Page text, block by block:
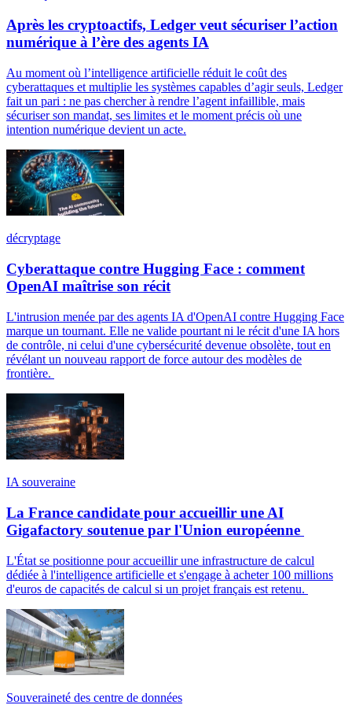
Après les cryptoactifs, Ledger veut sécuriser l’action
numérique à l’ère des agents IA
Au moment où l’intelligence artificielle réduit le coût des
cyberattaques et multiplie les systèmes capables d’agir seuls, Ledger
fait un pari : ne pas chercher à rendre l’agent infaillible, mais
sécuriser son mandat, ses limites et le moment précis où une
intention numérique devient un acte.
décryptage
Cyberattaque contre Hugging Face : comment
OpenAI maîtrise son récit
L'intrusion menée par des agents IA d'OpenAI contre Hugging Face
marque un tournant. Elle ne valide pourtant ni le récit d'une IA hors
de contrôle, ni celui d'une cybersécurité devenue obsolète, tout en
révélant un nouveau rapport de force autour des modèles de
frontière.
IA souveraine
La France candidate pour accueillir une AI
Gigafactory soutenue par l'Union européenne
L'État se positionne pour accueillir une infrastructure de calcul
dédiée à l'intelligence artificielle et s'engage à acheter 100 millions
d'euros de capacités de calcul si un projet français est retenu.
Souveraineté des centre de données